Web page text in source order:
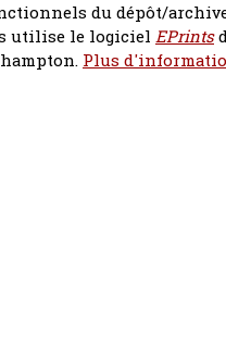
du dépôt/
utilise le logiciel EPrints
Plus